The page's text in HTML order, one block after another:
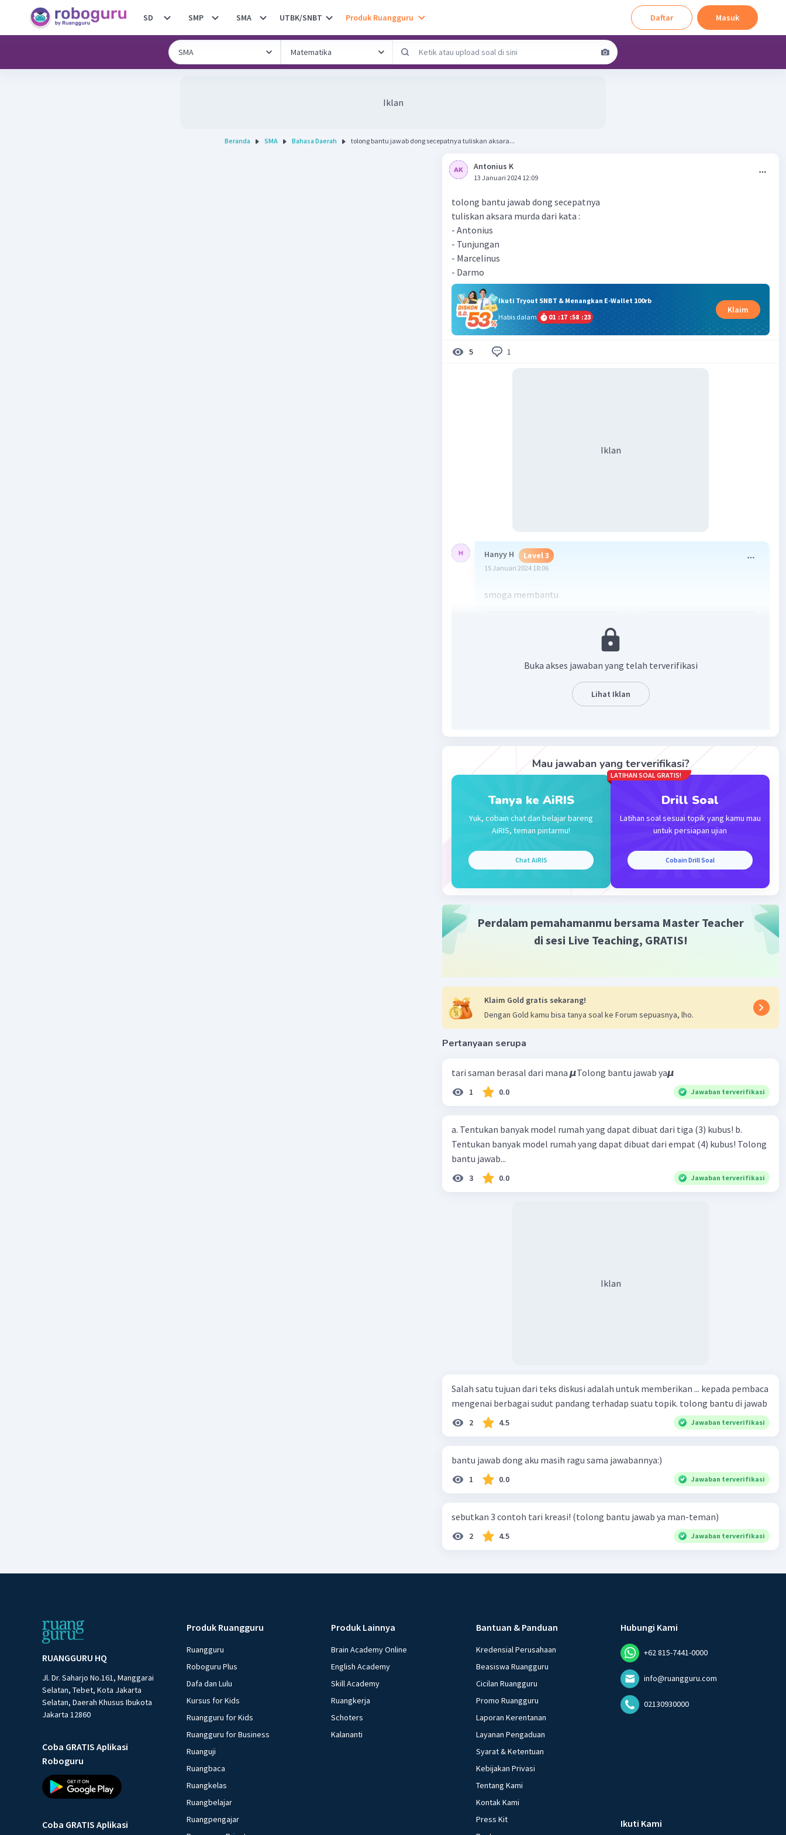
SD SMP SMA UTBK/SNBT Produk Ruangguru Daftar Masuk
Iklan
Beranda SMA Bahasa Daerah tolong bantu jawab dong secepatnya tuliskan aksara...
Antonius K
13 Januari 2024 12:09
tolong bantu jawab dong secepatnya
tuliskan aksara murda dari kata :
- Antonius
- Tunjungan
- Marcelinus
- Darmo
Ikuti Tryout SNBT & Menangkan E-Wallet 100rb
Habis dalam
01 :17 :58 :23
Klaim
5 1
Iklan
Hanyy H Level 3
15 Januari 2024 18:06
smoga membantu
Iklan
Buka akses jawaban yang telah terverifikasi
Lihat Iklan
Mau jawaban yang terverifikasi?
Tanya ke AiRIS
Yuk, cobain chat dan belajar bareng
AiRIS, teman pintarmu!
Chat AiRIS
LATIHAN SOAL GRATIS!
Drill Soal
Latihan soal sesuai topik yang kamu mau
untuk persiapan ujian
Cobain Drill Soal
Perdalam pemahamanmu bersama Master Teacher
di sesi Live Teaching, GRATIS!
Klaim Gold gratis sekarang!
Dengan Gold kamu bisa tanya soal ke Forum sepuasnya, lho.
Pertanyaan serupa
tari saman berasal dari mana 𝞵Tolong bantu jawab ya𝞵
1 0.0 Jawaban terverifikasi
a. Tentukan banyak model rumah yang dapat dibuat dari tiga (3) kubus! b.
Tentukan banyak model rumah yang dapat dibuat dari empat (4) kubus! Tolong
bantu jawab...
3 0.0 Jawaban terverifikasi
Iklan
Salah satu tujuan dari teks diskusi adalah untuk memberikan ... kepada pembaca
mengenai berbagai sudut pandang terhadap suatu topik. tolong bantu di jawab
2 4.5 Jawaban terverifikasi
bantu jawab dong aku masih ragu sama jawabannya:)
1 0.0 Jawaban terverifikasi
sebutkan 3 contoh tari kreasi! (tolong bantu jawab ya man-teman)
2 4.5 Jawaban terverifikasi
RUANGGURU HQ
Jl. Dr. Saharjo No.161, Manggarai
Selatan, Tebet, Kota Jakarta
Selatan, Daerah Khusus Ibukota
Jakarta 12860
Coba GRATIS Aplikasi
Roboguru
Coba GRATIS Aplikasi
Produk Ruangguru
Ruangguru
Roboguru Plus
Dafa dan Lulu
Kursus for Kids
Ruangguru for Kids
Ruangguru for Business
Ruanguji
Ruangbaca
Ruangkelas
Ruangbelajar
Ruangpengajar
Produk Lainnya
Brain Academy Online
English Academy
Skill Academy
Ruangkerja
Schoters
Kalananti
Bantuan & Panduan
Kredensial Perusahaan
Beasiswa Ruangguru
Cicilan Ruangguru
Promo Ruangguru
Laporan Kerentanan
Layanan Pengaduan
Syarat & Ketentuan
Kebijakan Privasi
Tentang Kami
Kontak Kami
Press Kit
Hubungi Kami
+62 815-7441-0000
info@ruangguru.com
02130930000
Ikuti Kami